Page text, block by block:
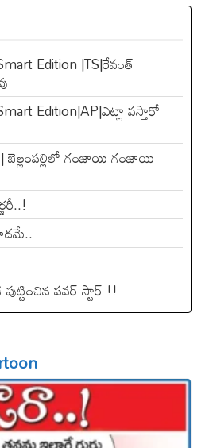
Edition |TS|రేవంత్​
Edition|AP|ఎట్లా వస్తారో
బెల్లంపల్లిలో గంజాయి గంజాయి
ప‌వ‌ర్ స్టార్ !!